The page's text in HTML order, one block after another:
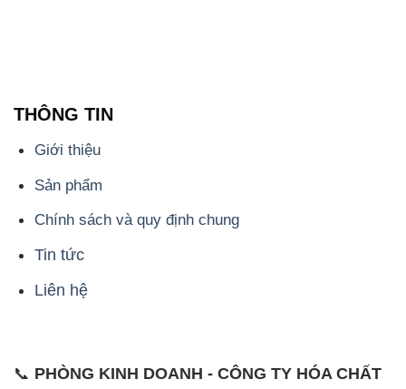
THÔNG TIN
Giới thiệu
Sản phẩm
Chính sách và quy định chung
Tin tức
Liên hệ
📞 PHÒNG KINH DOANH - CÔNG TY HÓA CHẤT